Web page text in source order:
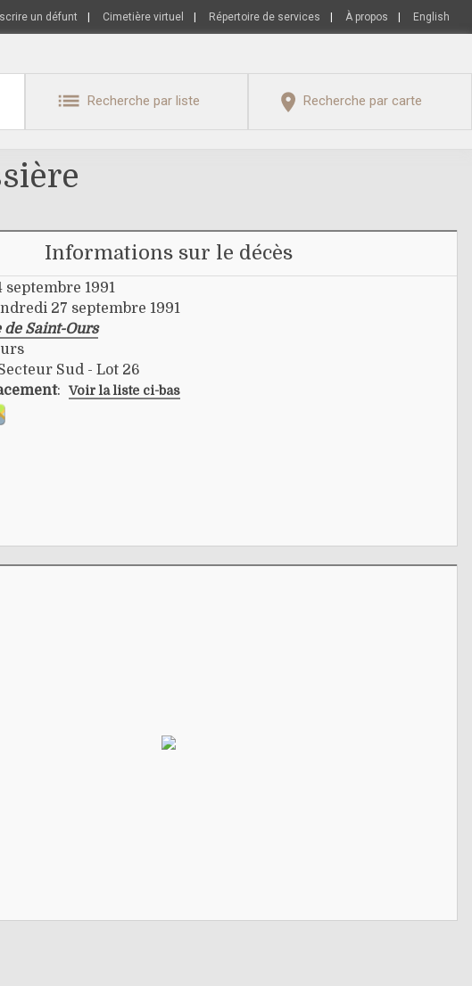
un défunt Cimetière virtuel Répertoire de services À propos English
Recherche par liste Recherche par carte
Informations sur le décès
1991
27 septembre 1991
de Saint-Ours
Sud - Lot 26
: Voir la liste ci-bas